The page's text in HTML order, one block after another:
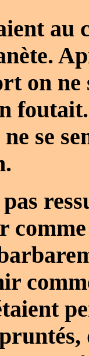
au
on
se